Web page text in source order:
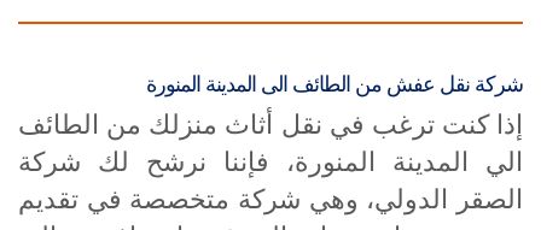
شركة نقل عفش من الطائف الى المدينة المنورة
إذا كنت ترغب في نقل أثاث منزلك من الطائف
الي المدينة المنورة، فإننا نرشح لك شركة
الصقر الدولي، وهي شركة متخصصة في تقديم